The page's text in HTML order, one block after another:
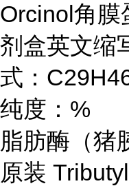
Orcinol角膜
剂盒英文缩
式：
纯度：%
脂肪酶（猪
原装